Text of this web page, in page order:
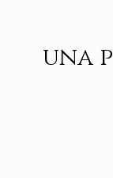
una